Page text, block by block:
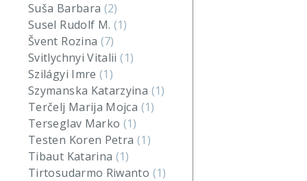
Suša Barbara (2)
Susel Rudolf M. (1)
Švent Rozina (7)
Svitlychnyi Vitalii(1)
Szilágyi Imre(1)
Szymanska Katarzyina (1)
Terčelj Marija Mojca (1)
Terseglav Marko (1)
Testen Koren Petra (1)
Tibaut Katarina (1)
Tirtosudarmo Riwanto (1)